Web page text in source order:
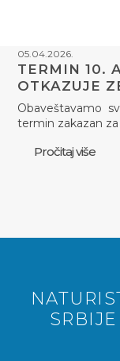
05.04.2026.
TERMIN 10.
OTKAZUJE
Obaveštavamo
termin zakazan za
Pročitaj više